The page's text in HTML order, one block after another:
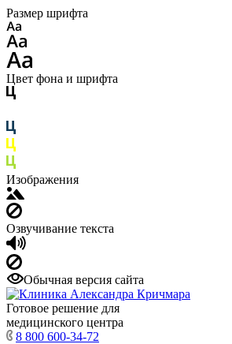
Размер шрифта
Цвет фона и шрифта
Изображения
Озвучивание текста
Обычная версия сайта
Готовое решение для
медицинского центра
8 800 600-34-72